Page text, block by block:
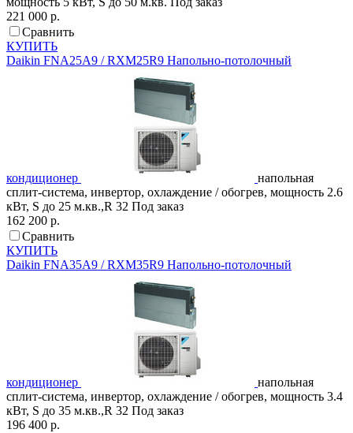
221 000 р.
Сравнить
КУПИТЬ
Daikin FNA25A9 / RXM25R9 Напольно-потолочный
кондиционер
напольная
сплит-система, инвертор, охлаждение / обогрев, мощность 2.6
кВт, S до 25 м.кв.,R 32 Под заказ
162 200 р.
Сравнить
КУПИТЬ
Daikin FNA35A9 / RXM35R9 Напольно-потолочный
кондиционер
напольная
сплит-система, инвертор, охлаждение / обогрев, мощность 3.4
кВт, S до 35 м.кв.,R 32 Под заказ
196 400 р.